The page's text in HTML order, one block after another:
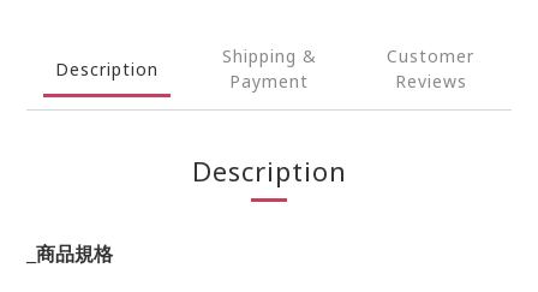
Description
Shipping &
Payment
Customer
Reviews
Description
商品規格